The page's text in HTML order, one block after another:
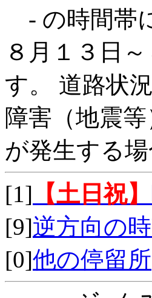
- の時間帯
８月１３日
す。 道路状
障害（地震
が発生する
[1] 【土日祝】
[9]逆方向の
[0]他の停留所